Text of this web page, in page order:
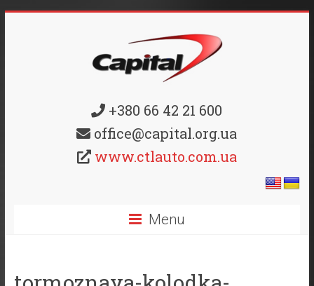
+380 66 42 21 600
office@capital.org.ua
www.ctlauto.com.ua
Menu